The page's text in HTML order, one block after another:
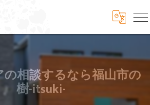
相談するなら福山市の
樹-itsuki-